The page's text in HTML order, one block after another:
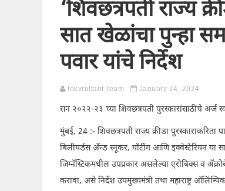
‘शिवछत्रपती राज्य
सात खेळांचा पुन्हा
पवार यांचे निर्देश
lokvruttant_team January 24, 2024
सन २०२२-२३ च्या शिवछत्रपती पुरस्कारांसाठीचे अर्ज
मुंबई, 24 :- शिवछत्रपती राज्य क्रीडा पुरस्काराकरिता
बिलीयर्डस अँन्ड स्नूकर, यॉटींग आणि इक्वेस्टेरियन या
जिम्नॅस्टिकमधील उपप्रकार असलेल्या एरोबिक्स व
करावा, असे निर्देश उपमुख्यमंत्री तथा महाराष्ट्र